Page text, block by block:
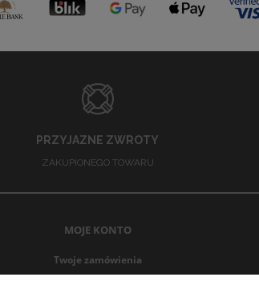
PRZYJAZNE ZWROTY
ZAKUPIONEGO TOWARU
MOJE KONTO
Twoje zamówienia
Ustawienia konta